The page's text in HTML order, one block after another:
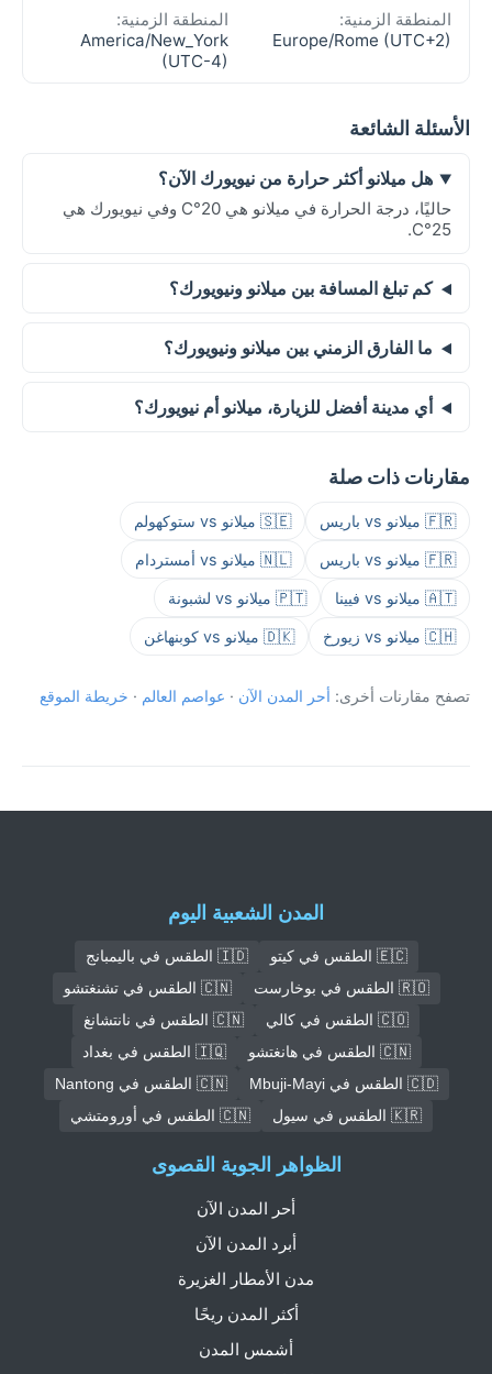
المنطقة الزمنية:
Europe/Rome (UTC+2)
المنطقة الزمنية:
America/New_York
(UTC-4)
الأسئلة الشائعة
هل ميلانو أكثر حرارة من نيويورك الآن؟
حاليًا، درجة الحرارة في ميلانو هي 20°C وفي نيويورك هي
25°C.
كم تبلغ المسافة بين ميلانو ونيويورك؟
ما الفارق الزمني بين ميلانو ونيويورك؟
أي مدينة أفضل للزيارة، ميلانو أم نيويورك؟
مقارنات ذات صلة
🇫🇷 ميلانو vs باريس 🇸🇪 ميلانو vs ستوكهولم
🇫🇷 ميلانو vs باريس 🇳🇱 ميلانو vs أمستردام
🇦🇹 ميلانو vs فيينا 🇵🇹 ميلانو vs لشبونة
🇨🇭 ميلانو vs زيورخ 🇩🇰 ميلانو vs كوبنهاغن
تصفح مقارنات أخرى: أحر المدن الآن · عواصم العالم · خريطة الموقع
المدن الشعبية اليوم
🇪🇨 الطقس في كيتو
🇮🇩 الطقس في باليمبانج
🇷🇴 الطقس في بوخارست
🇨🇳 الطقس في تشنغتشو
🇨🇴 الطقس في كالي
🇨🇳 الطقس في نانتشانغ
🇨🇳 الطقس في هانغتشو
🇮🇶 الطقس في بغداد
🇨🇩 الطقس في Mbuji-Mayi
🇨🇳 الطقس في Nantong
🇰🇷 الطقس في سيول
🇨🇳 الطقس في أورومتشي
الظواهر الجوية القصوى
أحر المدن الآن
أبرد المدن الآن
مدن الأمطار الغزيرة
أكثر المدن ريحًا
أشمس المدن